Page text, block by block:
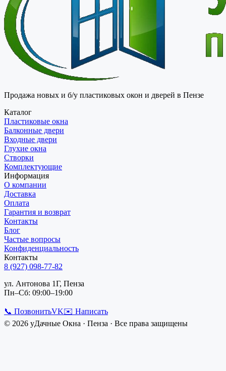
Продажа новых и б/у пластиковых окон и дверей в Пензе
Каталог
Пластиковые окна
Балконные двери
Входные двери
Глухие окна
Створки
Комплектующие
Информация
О компании
Доставка
Оплата
Гарантия и возврат
Контакты
Блог
Частые вопросы
Конфиденциальность
Контакты
8 (927) 098-77-82
ул. Антонова 1Г, Пенза
Пн–Сб: 09:00–19:00
📞 ПозвонитьVK✉️ Написать
© 2026 уДачные Окна · Пенза · Все права защищены